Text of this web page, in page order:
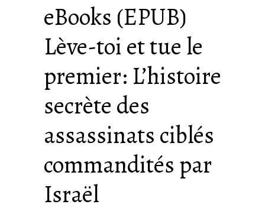
eBooks (EPUB)
Lève-toi et tue le
premier: L’histoire
secrète des
assassinats ciblés
commandités par
Israël